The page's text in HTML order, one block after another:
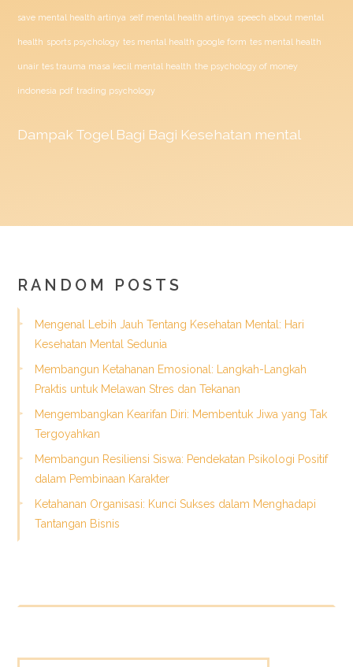
save mental health artinya self mental health artinya speech about mental
health sports psychology tes mental health google form tes mental health
unair tes trauma masa kecil mental health the psychology of money
indonesia pdf trading psychology
Dampak Togel Bagi Bagi Kesehatan mental
RANDOM POSTS
Mengenal Lebih Jauh Tentang Kesehatan Mental: Hari
Kesehatan Mental Sedunia
Membangun Ketahanan Emosional: Langkah-Langkah
Praktis untuk Melawan Stres dan Tekanan
Mengembangkan Kearifan Diri: Membentuk Jiwa yang Tak
Tergoyahkan
Membangun Resiliensi Siswa: Pendekatan Psikologi Positif
dalam Pembinaan Karakter
Ketahanan Organisasi: Kunci Sukses dalam Menghadapi
Tantangan Bisnis